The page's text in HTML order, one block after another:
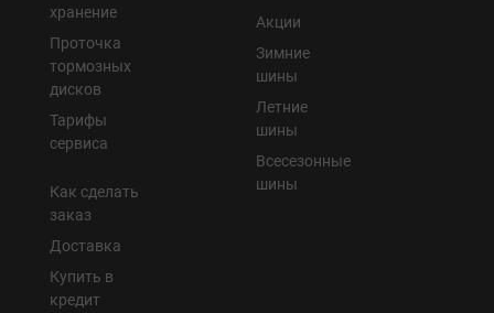
хранение
Проточка
тормозных
дисков
Тарифы
сервиса
Как сделать
заказ
Доставка
Купить в
кредит
Акции
Зимние
шины
Летние
шины
Всесезонные
шины